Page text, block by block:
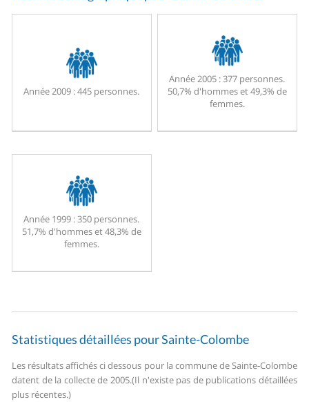
Année 2009 :445 personnes.
Année 2005 :377 personnes.
50,7% d'hommes et 49,3% de
femmes.
Année 1999 :350 personnes.
51,7% d'hommes et 48,3% de
femmes.
Statistiques détaillées pour Sainte-Colombe
Les résultats affichés ci dessous pour la commune de Sainte-Colombe
datent de la collecte de 2005.(Il n'existe pas de publications détaillées
plus récentes.)